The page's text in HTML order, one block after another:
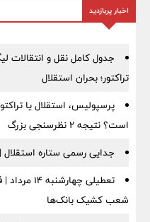
اخبار پربازدید
جدول کامل نقل و
تراکتور؛ بحران استقلال
پرسپولیس، استقلال یا
است؟ نتیجه ۲ نظرسنجی بزرگ
جدایی رسمی ستاره
تعطیلی
شعب کشیک بانک‌ها